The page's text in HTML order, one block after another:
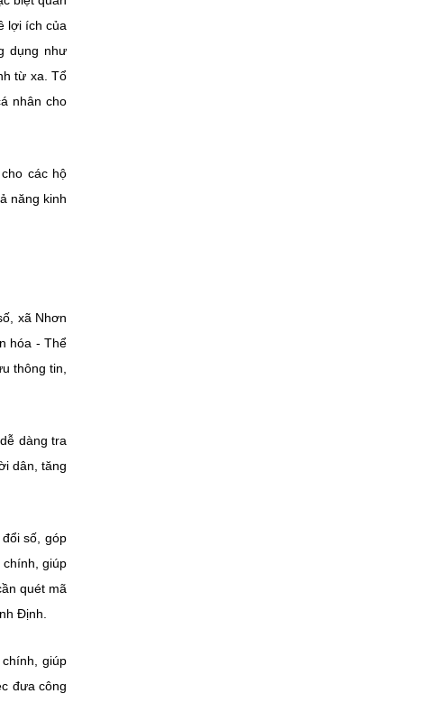
lợi ích của
dụng như
từ xa. Tổ
nhân cho
các hộ
năng kinh
xã Nhơn
hóa - Thể
thông tin,
dàng tra
dân, tăng
số, góp
giúp
quét mã
Định.
giúp
đưa công